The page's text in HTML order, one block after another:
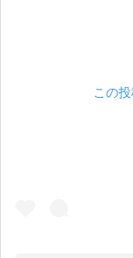
この